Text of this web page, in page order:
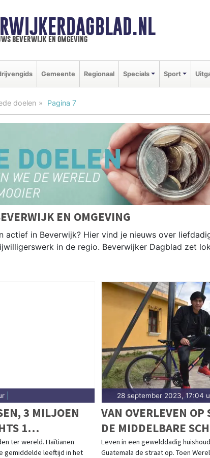
beverwijk en omgeving
Gemeente Regionaal Specials Sport
doelen Pagina 7
EN OMGEVING
actief in Beverwijk? Hier vind je nieuws over
in de regio. Beverwijker Dagblad zet
3 MILJOEN
1
ter wereld. Haïtianen
gemiddelde leeftijd in het
28 september 2023, 17:04
VAN OVERLEVEN OP
DE MIDDELBARE
Leven in een gewelddadig
Guatemala de straat op. Toen